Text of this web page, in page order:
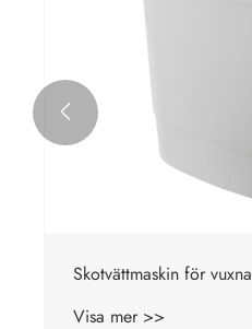
Skotvättmaskin för vuxna
Visa mer >>
